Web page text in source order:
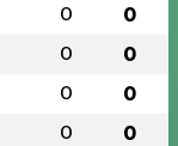
0 0
0 0
0 0
0 0